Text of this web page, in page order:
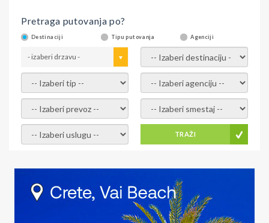
Pretraga putovanja po?
Destinaciji Tipu putovanja Agenciji
- izaberi drzavu - - izaberi destinaciju -
- izaberi tip - - izaberi agenciju -
- izaberi prevoz - - Izaberite smestaj -
- Izaberite uslugu - TRAŽI